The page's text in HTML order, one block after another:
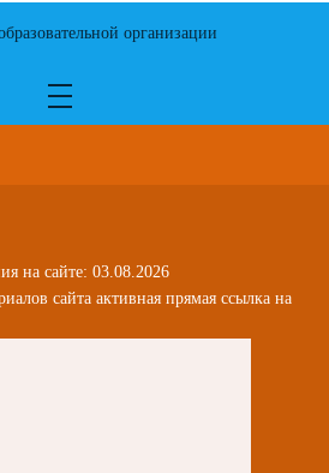
организации
на сайте: 03.08.2026
сайта активная прямая ссылка на